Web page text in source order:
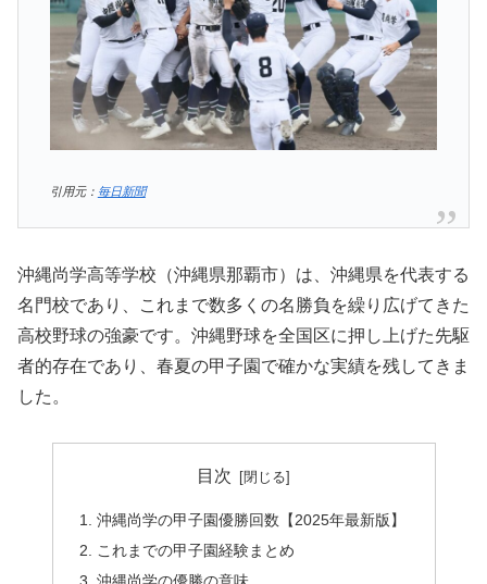
引用元： 毎日新聞
沖縄尚学高等学校（沖縄県那覇市）は、沖縄県を代表する
名門校であり、これまで数多くの名勝負を繰り広げてきた
高校野球の強豪です。沖縄野球を全国区に押し上げた先駆
者的存在であり、春夏の甲子園で確かな実績を残してきま
した。
目次
沖縄尚学の甲子園優勝回数【2025年最新版】
これまでの甲子園経験まとめ
沖縄尚学の優勝の意味